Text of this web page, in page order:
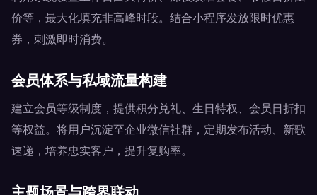
价等，最大化填充非高峰时段。结合小程序发放限时优惠
券，刺激即时消费。
会员体系与私域流量构建
建立会员等级制度，提供积分兑礼、生日特权、会员日折扣
等权益。将用户沉淀至企业微信社群，定期发布活动、新歌
速递，培养忠实客户，提升复购率。